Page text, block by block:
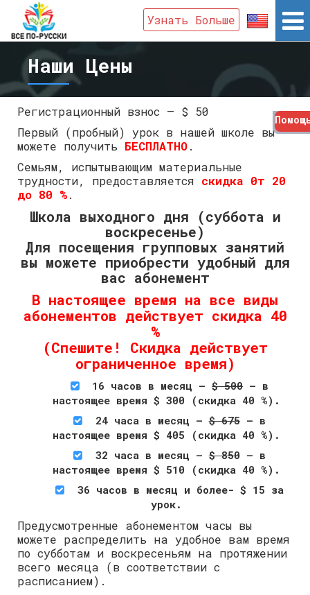
Узнать Больше
Наши Цены
Регистрационный взнос – $ 50
Первый (пробный) урок в нашей школе вы
можете получить БЕСПЛАТНО.
Семьям, испытывающим материальные
трудности, предоставляется скидка 0т 20
до 80 %.
Школа выходного дня (суббота и
воскресенье)
Для посещения групповых занятий
вы можете приобрести удобный для
вас абонемент
В настоящее время на все виды
абонементов действует скидка 40
%
(Спешите! Скидка действует
ограниченное время)
16 часов в месяц –$ 500– в
настоящее время $ 300 (скидка 40 %).
24 часа в месяц –$ 675– в
настоящее время $ 405 (скидка 40 %).
32 часа в месяц –$ 850– в
настоящее время $ 510 (скидка 40 %).
36 часов в месяц и более- $ 15 за
урок.
Предусмотренные абонементом часы вы
можете распределить на удобное вам время
по субботам и воскресеньям на протяжении
всего месяца (в соответствии с
расписанием).